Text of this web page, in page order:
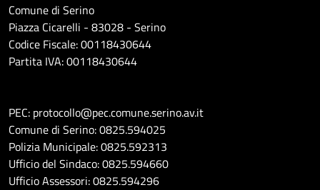
Comune di Serino
Piazza Cicarelli - 83028 - Serino
Codice Fiscale: 00118430644
Partita IVA: 00118430644
PEC: protocollo@pec.comune.serino.av.it
Comune di Serino: 0825.594025
Polizia Municipale: 0825.592313
Ufficio del Sindaco: 0825.594660
Ufficio Assessori: 0825.594296